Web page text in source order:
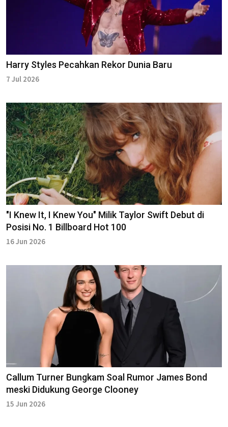
Harry Styles Pecahkan Rekor Dunia Baru
7 Jul 2026
"I Knew It, I Knew You" Milik Taylor Swift Debut di
Posisi No. 1 Billboard Hot 100
16 Jun 2026
Callum Turner Bungkam Soal Rumor James Bond
meski Didukung George Clooney
15 Jun 2026